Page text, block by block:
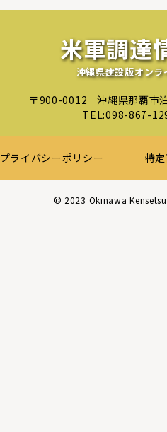
米軍調達
沖縄県建設版オンラ
〒900-0012
沖縄県那覇市
TEL:098-867-
プライバシーポリシー 特
©︎ 2023 Okinawa